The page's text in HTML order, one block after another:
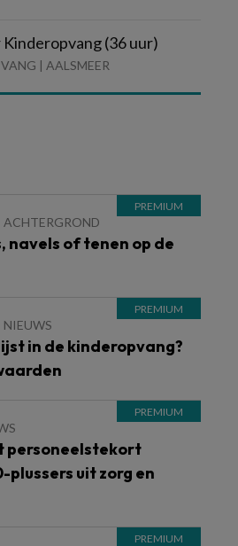
(36 uur)
| AALSMEER
ACHTERGROND
navels of tenen op de
NIEUWS
in de kinderopvang?
personeelstekort
plussers uit zorg en